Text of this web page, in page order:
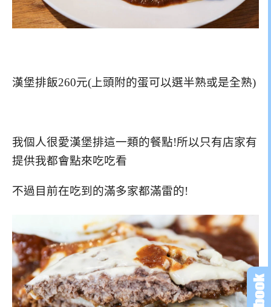
漢堡排飯260元(上頭附的蛋可以選半熟或是全熟)
我個人很愛漢堡排這一類的餐點!所以只有店家有
提供我都會點來吃吃看
不過目前在吃到的滿多家都滿雷的!